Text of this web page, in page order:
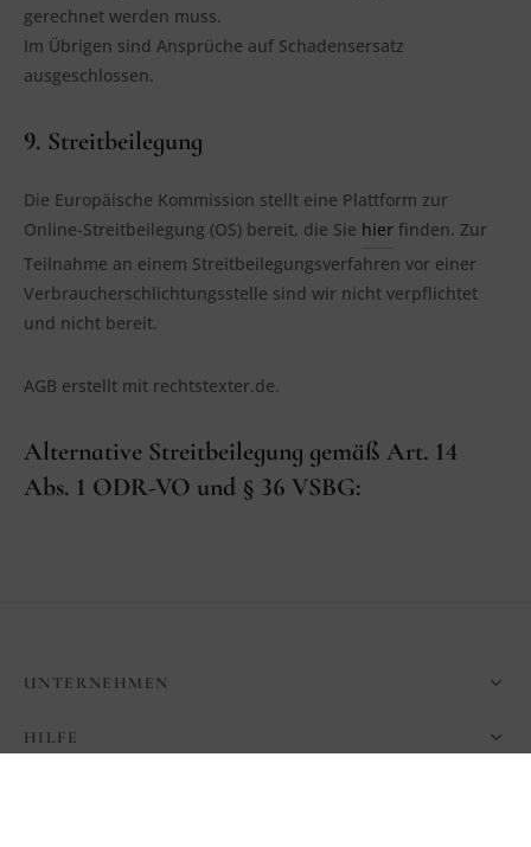
gerech­net wer­den muss.
Im Übri­gen sind Ansprü­che auf Scha­dens­er­satz
ausgeschlossen.
9. Streitbeilegung
Die Euro­päi­sche Kom­mis­si­on stellt eine Platt­form zur
Online-Streit­bei­le­gung (OS) bereit, die Sie hier fin­den. Zur
Teil­nah­me an einem Streit­bei­le­gungs­ver­fah­ren vor einer
Ver­brau­cher­schlich­tungs­stel­le sind wir nicht ver­pflich­tet
und nicht bereit.
AGB erstellt mit rechtstexter.de.
Alternative Streitbeilegung gemäß Art. 14
Abs. 1 ODR-VO und § 36 VSBG:
HILFE
UNTERNEHMEN